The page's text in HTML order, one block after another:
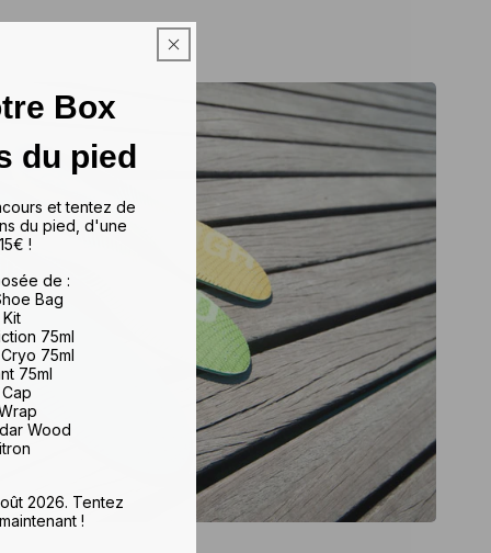
Box
du pied
et tentez de
du pied, d'une
!
de :
Bag
75ml
75ml
75ml
Wood
2026. Tentez
!